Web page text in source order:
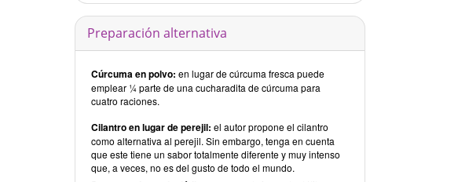
Preparación alternativa
Cúrcuma en polvo: en lugar de cúrcuma fresca puede
emplear ¼ parte de una cucharadita de cúrcuma para
cuatro raciones.
Cilantro en lugar de perejil: el autor propone el cilantro
como alternativa al perejil. Sin embargo, tenga en cuenta
que este tiene un sabor totalmente diferente y muy intenso
que, a veces, no es del gusto de todo el mundo.